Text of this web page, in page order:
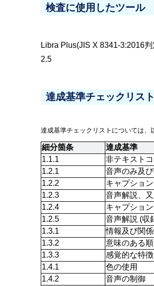
検査に使用したツール
Libra Plus(JIS X 8341-3:2016
2.5
達成基準チェックリスト
達成基準チェックリストについては、
細分箇条 達成基準
1.1.1
非テキスト
1.2.1
音声のみ及び
1.2.2
キャプショ
1.2.3
音声解説、
1.2.4
キャプショ
1.2.5
音声解説 (収
1.3.1
情報及び関
1.3.2
意味のある
1.3.3
感覚的な特徴
1.4.1
色の使用
1.4.2
音声の制御